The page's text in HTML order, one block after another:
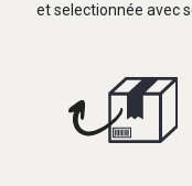
et selectionnée avec